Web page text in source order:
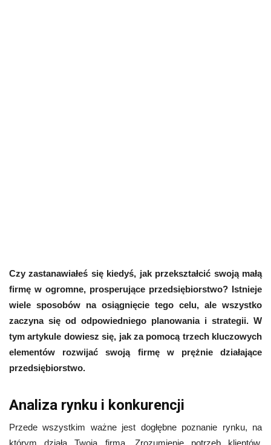
Czy zastanawiałeś się kiedyś, jak przekształcić swoją małą
firmę w ogromne, prosperujące przedsiębiorstwo? Istnieje
wiele sposobów na osiągnięcie tego celu, ale wszystko
zaczyna się od odpowiedniego planowania i strategii. W
tym artykule dowiesz się, jak za pomocą trzech kluczowych
elementów rozwijać swoją firmę w prężnie działające
przedsiębiorstwo.
Analiza rynku i konkurencji
Przede wszystkim ważne jest dogłębne poznanie rynku, na
którym działa Twoja firma. Zrozumienie potrzeb klientów,